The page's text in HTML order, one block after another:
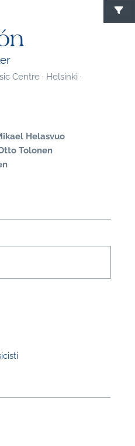
Centre · Helsinki ·
Helasvuo
Tolonen